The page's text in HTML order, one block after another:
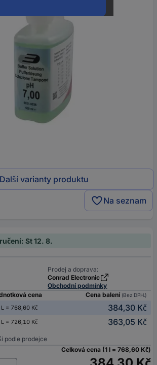
Další varianty produktu
Na seznam
St 12. 8.
Prodej a doprava:
Conrad Electronic
Obchodní podmínky
cena Cena balení (Bez DPH.)
L = 768,60 Kč
384,30 Kč
L = 726,10 Kč 363,05 Kč
podle prodejce
Celková cena (1 l = 768,60 Kč)